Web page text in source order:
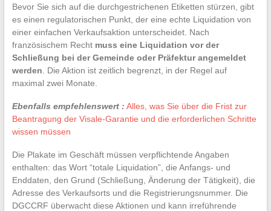
Bevor Sie sich auf die durchgestrichenen Etiketten stürzen, gibt
es einen regulatorischen Punkt, der eine echte Liquidation von
einer einfachen Verkaufsaktion unterscheidet. Nach
französischem Recht muss eine Liquidation vor der
Schließung bei der Gemeinde oder Präfektur angemeldet
werden . Die Aktion ist zeitlich begrenzt, in der Regel auf
maximal zwei Monate.
Ebenfalls empfehlenswert : Alles, was Sie über die Frist zur
Beantragung der Visale-Garantie und die erforderlichen Schritte
wissen müssen
Die Plakate im Geschäft müssen verpflichtende Angaben
enthalten: das Wort “totale Liquidation”, die Anfangs- und
Enddaten, den Grund (Schließung, Änderung der Tätigkeit), die
Adresse des Verkaufsorts und die Registrierungsnummer. Die
DGCCRF überwacht diese Aktionen und kann irreführende